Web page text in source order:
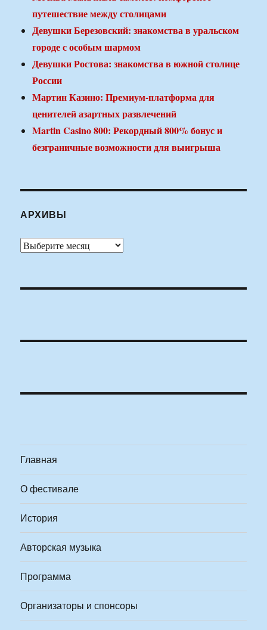
путешествие между столицами
Девушки Березовский: знакомства в уральском
городе с особым шармом
Девушки Ростова: знакомства в южной столице
России
Мартин Казино: Премиум-платформа для
ценителей азартных развлечений
Martin Casino 800: Рекордный 800% бонус и
безграничные возможности для выигрыша
АРХИВЫ
Архивы
Главная
О фестивале
История
Авторская музыка
Программа
Организаторы и спонсоры